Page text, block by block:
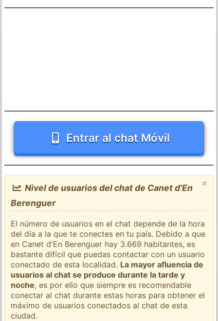
Entrar al chat Móvil
×
Nivel de usuarios del chat de Canet d'En
Berenguer
El número de usuarios en el chat depende de la hora
del día a la que te conectes en tu país. Debido a que
en Canet d'En Berenguer hay 3.669 habitantes, es
bastante difícil que puedas contactar con un usuario
conectado de esta localidad. La mayor afluencia de
usuarios al chat se produce durante la tarde y
noche, es por ello que siempre es recomendable
conectar al chat durante estas horas para obtener el
máximo de usuarios conectados al chat de esta
ciudad.